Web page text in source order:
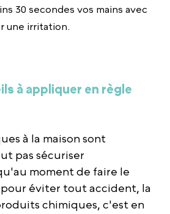
30 secondes vos mains avec
une irritation.
à appliquer en règle
à la maison sont
pas sécuriser
moment de faire le
pour éviter tout accident, la
chimiques, c'est en